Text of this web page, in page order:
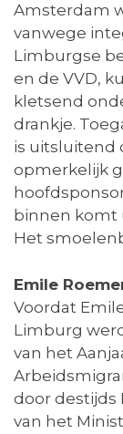
Amsterdam
vanwege
Limburgse
en de VVD,
kletsend
drankje.
is uitsluitend
opmerkelijk
binnen komt
Het
Emile
Voordat
Limburg
van het
door destijds
van het